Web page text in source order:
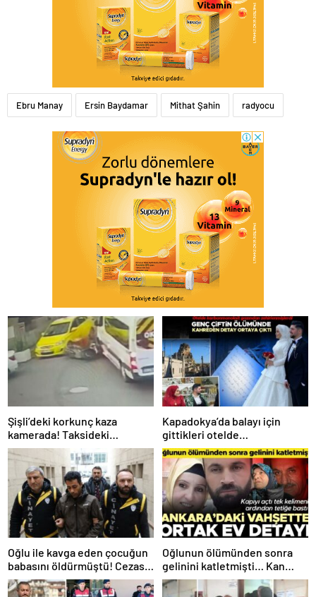
Ebru Manay Ersin Baydamar Mithat Şahin radyocu
Şişli’deki korkunç kaza
kamerada! Taksideki
yolcunun açtığı kapıya çarpan
motokurye hayatını kaybetti
Kapadokya’da balayı için
gittikleri otelde
karbonmonoksit gazından
zehirlenmişlerdi! Akbaş
çiftinin ölümünde kahreden
detay
Oğlu ile kavga eden çocuğun
babasını öldürmüştü! Cezası
belli oldu… ‘Çocuklarım
zorbalığa maruz kalıyordu’
Oğlunun ölümünden sonra
gelinini katletmişti… Kan
donduran olayda ‘ortak ev’
detayı! Tek kelimenin